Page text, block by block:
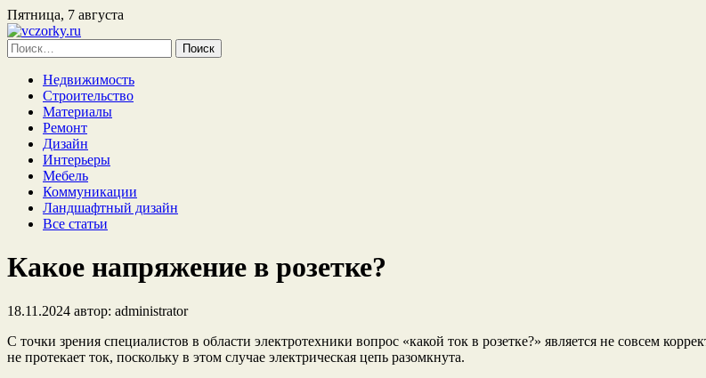
Пятница, 7 августа
Найти:
Недвижимость
Строительство
Материалы
Ремонт
Дизайн
Интерьеры
Мебель
Коммуникации
Ландшафтный дизайн
Все статьи
Какое напряжение в розетке?
18.11.2024 автор: administrator
С точки зрения специалистов в области электротехники вопрос «какой ток в розетке?» является не совсем
не протекает ток, поскольку в этом случае электрическая цепь разомкнута.